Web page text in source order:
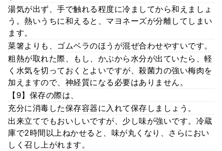
湯気が出ず、手で触れる程度に冷ましてから和えましょ
う。熱いうちに和えると、マヨネーズが分離してしまい
ます。
菜箸よりも、ゴムベラのほうが混ぜ合わせやすいです。
粗熱が取れた際、もし、かぶから水分が出ていたら、軽
く水気を切っておくとよいですが、殺菌力の強い梅肉を
加えますので、神経質になる必要はありません。
【9】保存の際は、
充分に消毒した保存容器に入れて保存しましょう。
出来立てでもおいしいですが、少し味が強いです。冷蔵
庫で2時間以上ねかせると、味が丸くなり、さらにおい
しく召し上がれます。